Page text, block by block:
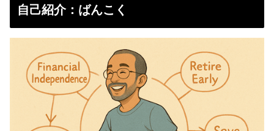
自己紹介：ばんこく